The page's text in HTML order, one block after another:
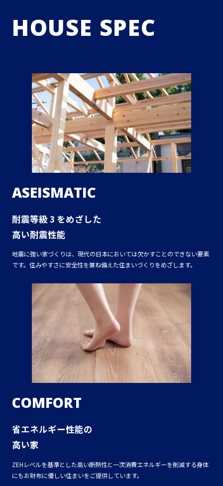
HOUSE SPEC
ASEISMATIC
耐震等級 3 をめざした
高い耐震性能
地震に強い家づくりは、現代の日本においては欠かすことのできない要素
です。住みやすさに安全性を兼ね備えた住まいづくりをめざします。
COMFORT
省エネルギー性能の
高い家
ZEHレベルを基準とした高い断熱性と一次消費エネルギーを削減する身体
にもお財布に優しい住まいをご提供しています。